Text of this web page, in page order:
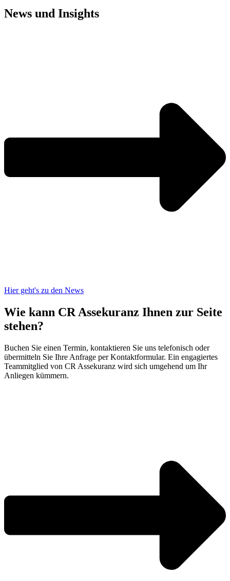
News und Insights
Hier geht's zu den News
Wie kann CR Assekuranz Ihnen zur Seite
stehen?
Buchen Sie einen Termin, kontaktieren Sie uns telefonisch oder
übermitteln Sie Ihre Anfrage per Kontaktformular. Ein engagiertes
Teammitglied von CR Assekuranz wird sich umgehend um Ihr
Anliegen kümmern.